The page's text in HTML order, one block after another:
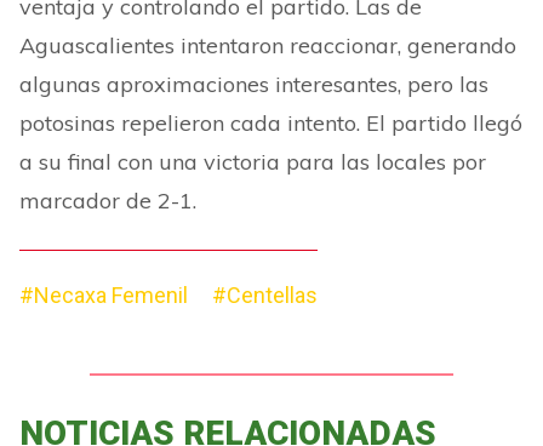
ventaja y controlando el partido. Las de
Aguascalientes intentaron reaccionar, generando
algunas aproximaciones interesantes, pero las
potosinas repelieron cada intento. El partido llegó
a su final con una victoria para las locales por
marcador de 2-1.
#Necaxa Femenil #Centellas
NOTICIAS RELACIONADAS